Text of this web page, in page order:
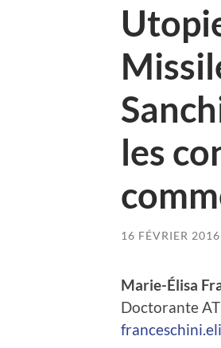
les
16 FÉVRIER 2016
Marie-Élisa
Doctorante